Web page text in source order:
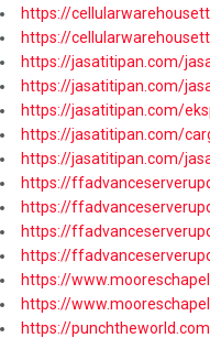
https://
https://
https://jasatitipan.com/
https://jasatitipan.com/
https://jasatitipan.com/
https://jasatitipan.com/
https://jasatitipan.com/
https://
https://
https://
https://
https://
https://
https://